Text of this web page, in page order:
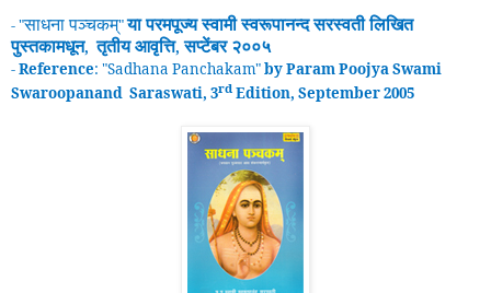
- "साधना पञ्चकम्"या परमपूज्य स्वामीस्वरूपानन्दसरस्वती लिखित
पुस्तकामधून, तृतीयआवृत्ति, सप्टेंबर२००५
-Reference: "Sadhana Panchakam"by Param Poojya Swami
Swaroopanand Saraswati, 3rd Edition, September 2005